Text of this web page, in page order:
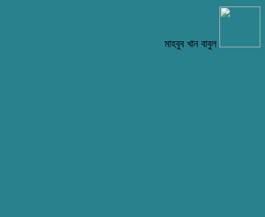
মাহবুব খান বাবুল